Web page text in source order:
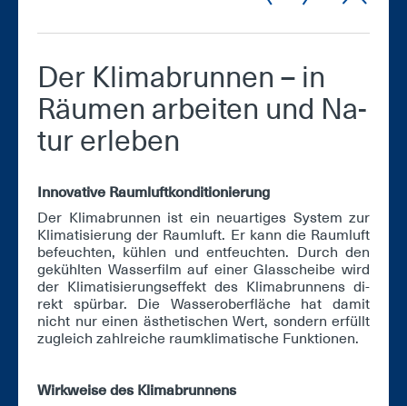
Der Kli­ma­brun­nen – in
Räu­men ar­bei­ten und Na­
tur er­le­ben
In­no­va­ti­ve Raum­luft­kon­di­tio­nie­rung
Der Kli­ma­brun­nen ist ein neu­ar­ti­ges Sys­tem zur
Kli­ma­ti­sie­rung der Raum­luft. Er kann die Raum­luft
be­feuch­ten, küh­len und ent­feuch­ten. Durch den
ge­kühl­ten Was­ser­film auf ei­ner Glas­schei­be wird
der Kli­ma­ti­sie­rungs­ef­fekt des Kli­ma­brun­nens di­
rekt spür­bar. Die Was­ser­ober­flä­che hat da­mit
nicht nur ei­nen äs­the­ti­schen Wert, son­dern er­füllt
zu­gleich zahl­rei­che raum­kli­ma­ti­sche Funk­tio­nen.
Wirk­wei­se des Kli­ma­brun­nens